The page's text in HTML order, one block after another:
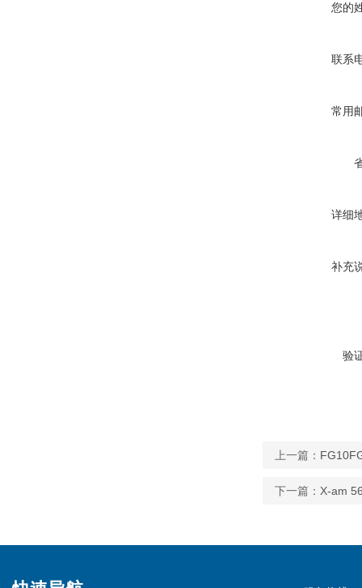
您的
联系
常用
详细
补充
验
上一篇：
下一篇： X-am